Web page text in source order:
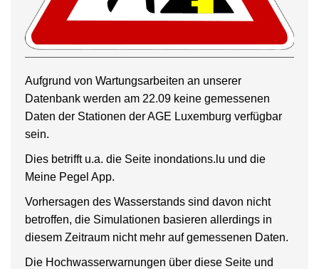
Aufgrund von Wartungsarbeiten an unserer
Datenbank werden am 22.09 keine gemessenen
Daten der Stationen der AGE Luxemburg verfügbar
sein.
Dies betrifft u.a. die Seite inondations.lu und die
Meine Pegel App.
Vorhersagen des Wasserstands sind davon nicht
betroffen, die Simulationen basieren allerdings in
diesem Zeitraum nicht mehr auf gemessenen Daten.
Die Hochwasserwarnungen über diese Seite und